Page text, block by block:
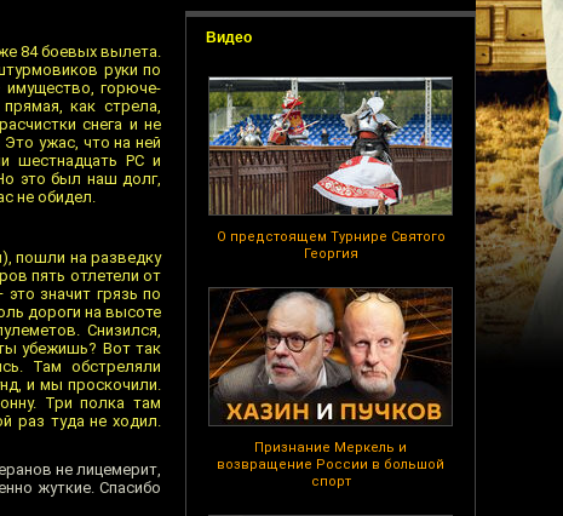
Видео
О предстоящем Турнире Святого
Георгия
Признание Меркель и
возвращение России в большой
спорт
84 боевых вылета.
руки по
горюче-
как стрела,
снега и не
ужас, что на ней
шестнадцать РС и
это был наш долг,
не обидел.
пошли на разведку
пять отлетели от
значит грязь по
дороги на высоте
Снизился,
убежишь? Вот так
Там обстреляли
и мы проскочили.
Три полка там
раз туда не ходил.
не лицемерит,
жуткие. Спасибо